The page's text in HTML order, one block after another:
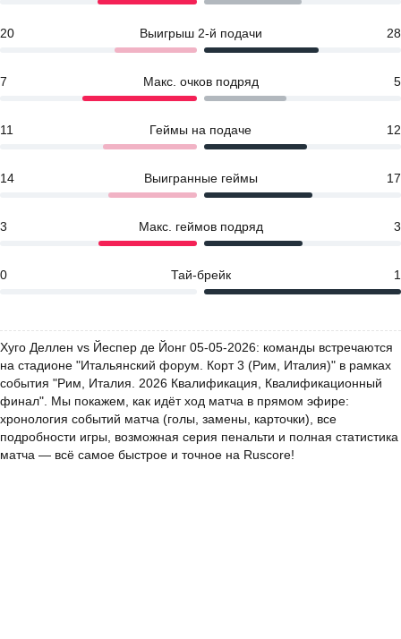
20 Выигрыш 2-й подачи 28
7 Макс. очков подряд 5
11 Геймы на подаче 12
14 Выигранные геймы 17
3 Макс. геймов подряд 3
0 Тай-брейк 1
Хуго Деллен vs Йеспер де Йонг 05-05-2026: команды встречаются
на стадионе "Итальянский форум. Корт 3 (Рим, Италия)" в рамках
события "Рим, Италия. 2026 Квалификация, Квалификационный
финал". Мы покажем, как идёт ход матча в прямом эфире:
хронология событий матча (голы, замены, карточки), все
подробности игры, возможная серия пенальти и полная статистика
матча — всё самое быстрое и точное на Ruscore!